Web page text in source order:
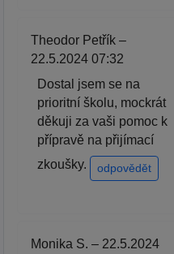
Theodor Petřík –
22.5.2024 07:32
Dostal jsem se na
prioritní školu, mockrát
děkuji za vaši pomoc k
přípravě na přijímací
zkoušky.
odpovědět
Monika S. – 22.5.2024